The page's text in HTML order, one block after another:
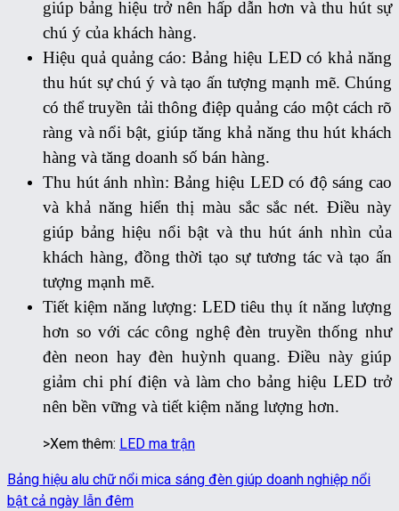
giúp bảng hiệu trở nên hấp dẫn hơn và thu hút sự
chú ý của khách hàng.
Hiệu quả quảng cáo: Bảng hiệu LED có khả năng
thu hút sự chú ý và tạo ấn tượng mạnh mẽ. Chúng
có thể truyền tải thông điệp quảng cáo một cách rõ
ràng và nổi bật, giúp tăng khả năng thu hút khách
hàng và tăng doanh số bán hàng.
Thu hút ánh nhìn: Bảng hiệu LED có độ sáng cao
và khả năng hiển thị màu sắc sắc nét. Điều này
giúp bảng hiệu nổi bật và thu hút ánh nhìn của
khách hàng, đồng thời tạo sự tương tác và tạo ấn
tượng mạnh mẽ.
Tiết kiệm năng lượng: LED tiêu thụ ít năng lượng
hơn so với các công nghệ đèn truyền thống như
đèn neon hay đèn huỳnh quang. Điều này giúp
giảm chi phí điện và làm cho bảng hiệu LED trở
nên bền vững và tiết kiệm năng lượng hơn.
>Xem thêm: LED ma trận
Bảng hiệu alu chữ nổi mica sáng đèn giúp doanh nghiệp nổi
bật cả ngày lẫn đêm